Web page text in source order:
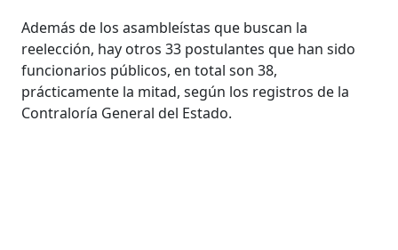
Además de los asambleístas que buscan la
reelección, hay otros 33 postulantes que han sido
funcionarios públicos, en total son 38,
prácticamente la mitad, según los registros de la
Contraloría General del Estado.